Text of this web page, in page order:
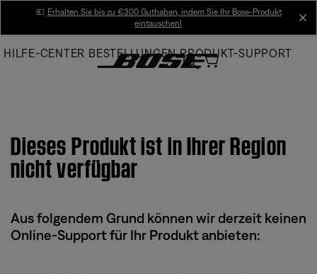
Main
💶 Erhalten Sie bis zu €300 Guthaben, indem Sie Ihr Bose-Produkt
eintauschen!
HILFE-CENTER BESTELLUNGEN PRODUKT-SUPPORT
Dieses Produkt ist in Ihrer Region
nicht verfügbar
Aus folgendem Grund können wir derzeit keinen
Online-Support für Ihr Produkt anbieten: